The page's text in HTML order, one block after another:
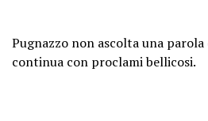
Pugnazzo non ascolta una
continua con proclami bellicosi.